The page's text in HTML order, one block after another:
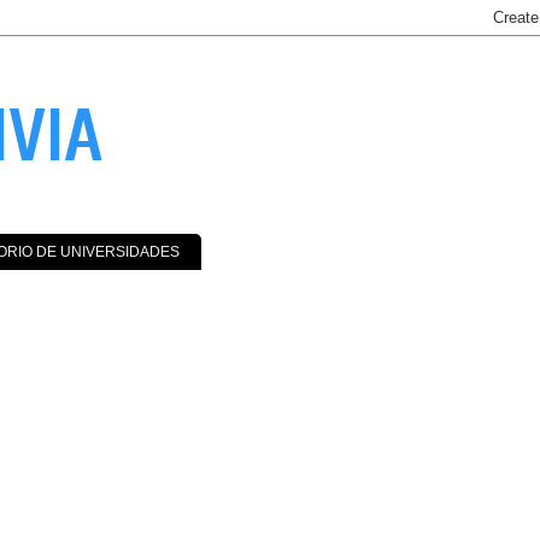
DE UNIVERSIDADES